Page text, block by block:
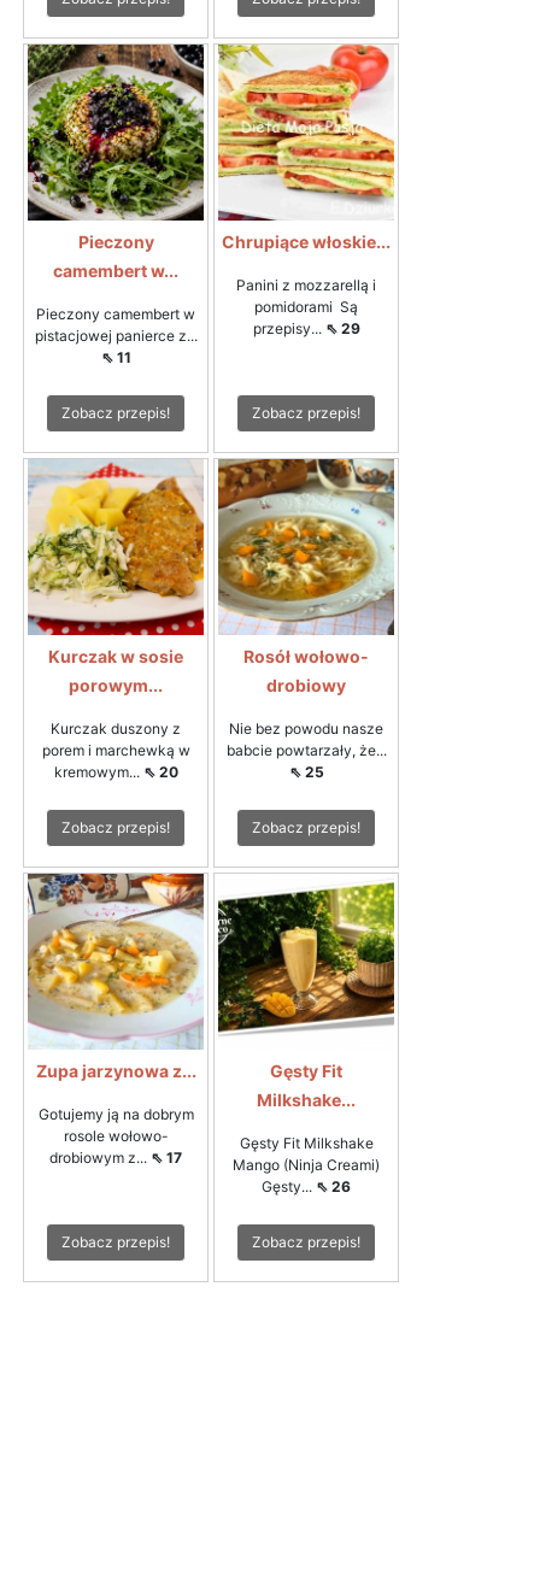
Pieczony
camembert w...
Pieczony camembert w
pistacjowej panierce z...
⇖ 11
Zobacz przepis!
Chrupiące włoskie...
Panini z mozzarellą i
pomidorami Są
przepisy... ⇖ 29
Zobacz przepis!
Kurczak w sosie
porowym...
Kurczak duszony z
porem i marchewką w
kremowym... ⇖ 20
Zobacz przepis!
Rosół wołowo-
drobiowy
Nie bez powodu nasze
babcie powtarzały, że...
⇖ 25
Zobacz przepis!
Zupa jarzynowa z...
Gotujemy ją na dobrym
rosole wołowo-
drobiowym z... ⇖ 17
Zobacz przepis!
Gęsty Fit
Milkshake...
Gęsty Fit Milkshake
Mango (Ninja Creami)
Gęsty... ⇖ 26
Zobacz przepis!